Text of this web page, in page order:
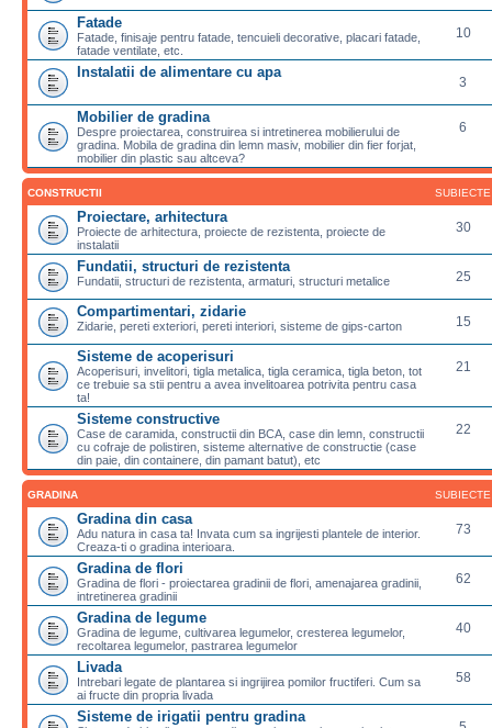
Fatade
Fatade, finisaje pentru fatade, tencuieli decorative, placari fatade,
fatade ventilate, etc.
10
Instalatii de alimentare cu apa
3
Mobilier de gradina
Despre proiectarea, construirea si intretinerea mobilierului de
gradina. Mobila de gradina din lemn masiv, mobilier din fier forjat,
mobilier din plastic sau altceva?
6
CONSTRUCTII SUBIECTE
Proiectare, arhitectura
Proiecte de arhitectura, proiecte de rezistenta, proiecte de
instalatii
30
Fundatii, structuri de rezistenta
Fundatii, structuri de rezistenta, armaturi, structuri metalice 25
Compartimentari, zidarie
Zidarie, pereti exteriori, pereti interiori, sisteme de gips-carton 15
Sisteme de acoperisuri
Acoperisuri, invelitori, tigla metalica, tigla ceramica, tigla beton, tot
ce trebuie sa stii pentru a avea invelitoarea potrivita pentru casa
ta!
21
Sisteme constructive
Case de caramida, constructii din BCA, case din lemn, constructii
cu cofraje de polistiren, sisteme alternative de constructie (case
din paie, din containere, din pamant batut), etc
22
GRADINA SUBIECTE
Gradina din casa
Adu natura in casa ta! Invata cum sa ingrijesti plantele de interior.
Creaza-ti o gradina interioara.
73
Gradina de flori
Gradina de flori - proiectarea gradinii de flori, amenajarea gradinii,
intretinerea gradinii
62
Gradina de legume
Gradina de legume, cultivarea legumelor, cresterea legumelor,
recoltarea legumelor, pastrarea legumelor
40
Livada
Intrebari legate de plantarea si ingrijirea pomilor fructiferi. Cum sa
ai fructe din propria livada
58
Sisteme de irigatii pentru gradina